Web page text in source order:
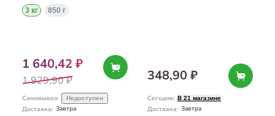
3 кг 850 г
1 640,42 ₽
1 929,90 ₽
Самовывоз: Недоступен
Доставка: Завтра
348,90 ₽
Сегодня: В 21 магазине
Доставка: Завтра